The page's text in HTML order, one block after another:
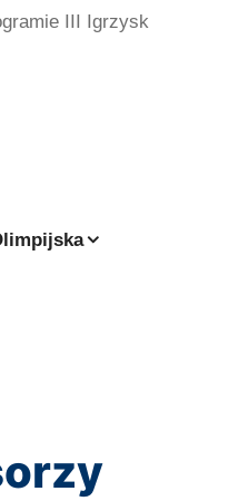
III Igrzysk